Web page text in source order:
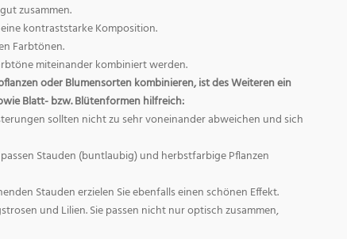
zusammen.
kontraststarke Komposition.
Farbtönen.
miteinander kombiniert werden.
oder Blumensorten kombinieren, ist des Weiteren ein
Blatt- bzw. Blütenformen hilfreich:
sollten nicht zu sehr voneinander abweichen und sich
Stauden (buntlaubig) und herbstfarbige Pflanzen
Stauden erzielen Sie ebenfalls einen schönen Effekt.
und Lilien. Sie passen nicht nur optisch zusammen,